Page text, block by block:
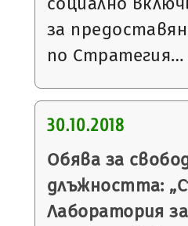
за
по Стратегия…
30.10.2018
Обява за
длъжността:
Лаборатория